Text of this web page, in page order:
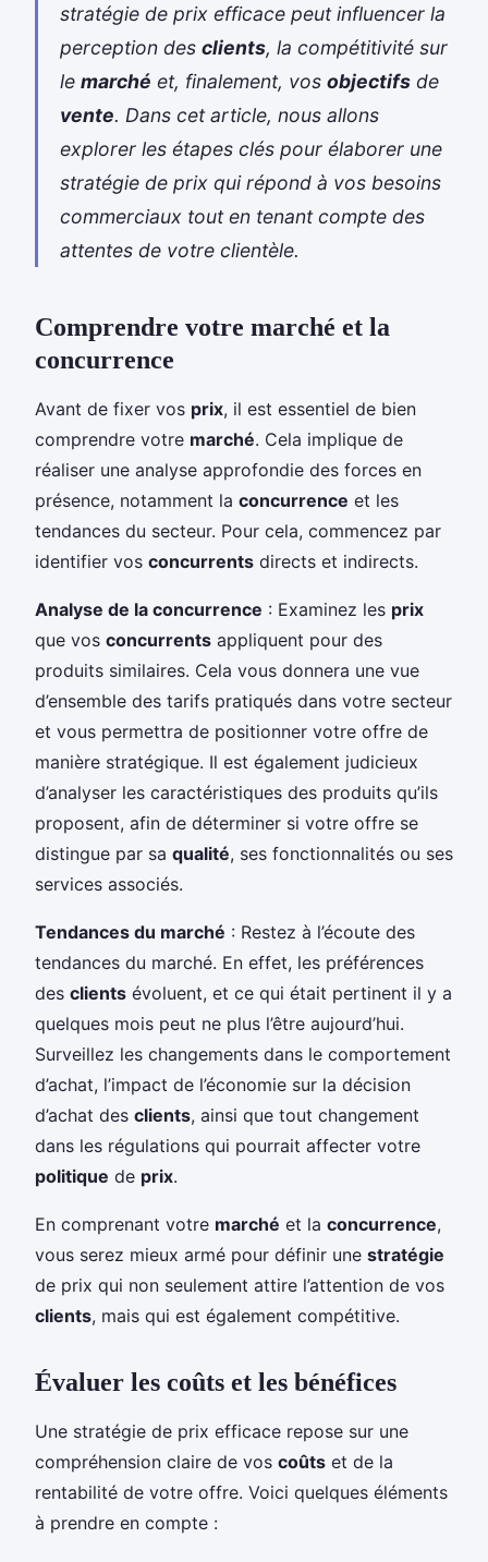
stratégie de prix efficace peut influencer la
perception des clients, la compétitivité sur
le marché et, finalement, vos objectifs de
vente. Dans cet article, nous allons
explorer les étapes clés pour élaborer une
stratégie de prix qui répond à vos besoins
commerciaux tout en tenant compte des
attentes de votre clientèle.
Comprendre votre marché et la
concurrence
Avant de fixer vos prix, il est essentiel de bien
comprendre votre marché. Cela implique de
réaliser une analyse approfondie des forces en
présence, notamment la concurrence et les
tendances du secteur. Pour cela, commencez par
identifier vos concurrents directs et indirects.
Analyse de la concurrence : Examinez les prix
que vos concurrents appliquent pour des
produits similaires. Cela vous donnera une vue
d’ensemble des tarifs pratiqués dans votre secteur
et vous permettra de positionner votre offre de
manière stratégique. Il est également judicieux
d’analyser les caractéristiques des produits qu’ils
proposent, afin de déterminer si votre offre se
distingue par sa qualité, ses fonctionnalités ou ses
services associés.
Tendances du marché : Restez à l’écoute des
tendances du marché. En effet, les préférences
des clients évoluent, et ce qui était pertinent il y a
quelques mois peut ne plus l’être aujourd’hui.
Surveillez les changements dans le comportement
d’achat, l’impact de l’économie sur la décision
d’achat des clients, ainsi que tout changement
dans les régulations qui pourrait affecter votre
politique de prix.
En comprenant votre marché et la concurrence,
vous serez mieux armé pour définir une stratégie
de prix qui non seulement attire l’attention de vos
clients, mais qui est également compétitive.
Évaluer les coûts et les bénéfices
Une stratégie de prix efficace repose sur une
compréhension claire de vos coûts et de la
rentabilité de votre offre. Voici quelques éléments
à prendre en compte :